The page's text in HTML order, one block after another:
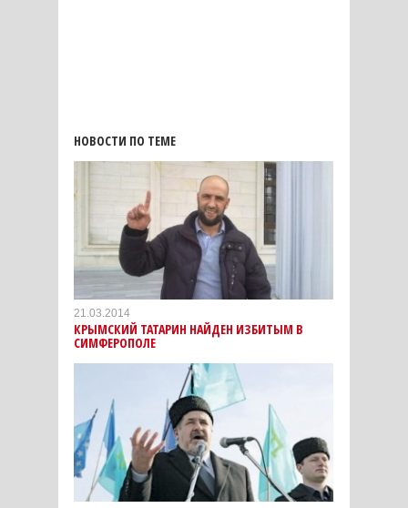
НОВОСТИ ПО ТЕМЕ
21.03.2014
КРЫМСКИЙ ТАТАРИН НАЙДЕН ИЗБИТЫМ В
СИМФЕРОПОЛЕ